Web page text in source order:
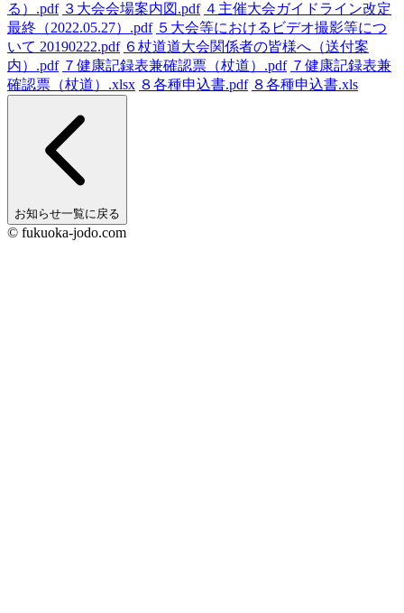
る）.pdf ３大会会場案内図.pdf ４主催大会ガイドライン改定
最終（2022.05.27）.pdf ５大会等におけるビデオ撮影等につ
いて 20190222.pdf ６杖道道大会関係者の皆様へ（送付案
内）.pdf ７健康記録表兼確認票（杖道）.pdf ７健康記録表兼
確認票（杖道）.xlsx ８各種申込書.pdf ８各種申込書.xls
お知らせ一覧に戻る
© fukuoka-jodo.com